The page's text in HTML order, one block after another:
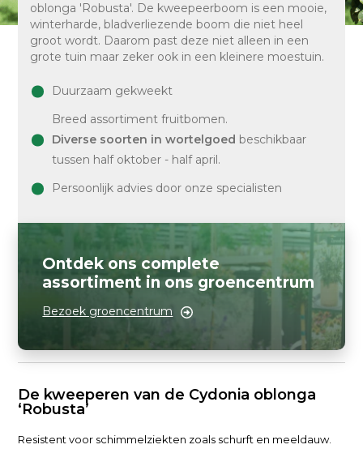
oblonga 'Robusta'. De kweepeerboom is een mooie,
winterharde, bladverliezende boom die niet heel
groot wordt. Daarom past deze niet alleen in een
grote tuin maar zeker ook in een kleinere moestuin.
Duurzaam gekweekt
Breed assortiment fruitbomen.
Diverse soorten in wortelgoed beschikbaar
tussen half oktober - half april.
Persoonlijk advies door onze specialisten
Ontdek ons complete
assortiment in ons groencentrum
Bezoek groencentrum
De kweeperen van de Cydonia oblonga
‘Robusta’
Resistent voor schimmelziekten zoals schurft en meeldauw.